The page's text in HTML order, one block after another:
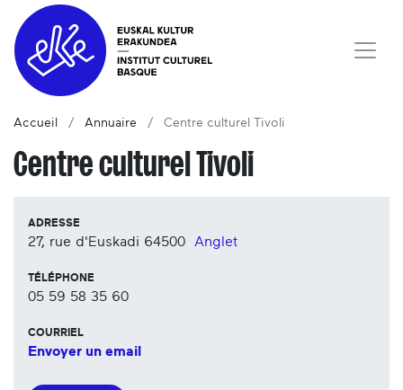
Accueil Annuaire Centre culturel Tivoli
Centre culturel Tivoli
ADRESSE
27, rue d'Euskadi 64500 Anglet
TÉLÉPHONE
05 59 58 35 60
COURRIEL
Envoyer un email